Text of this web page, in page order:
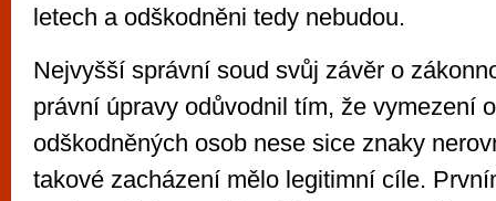
letech a odškodněni tedy nebudou.
Nejvyšší správní soud svůj závěr o
právní úpravy odůvodnil tím, že vymezení
odškodněných osob nese sice znaky
takové zacházení mělo legitimní cíle.